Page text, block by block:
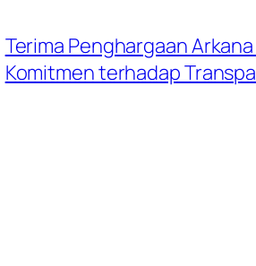
Terima Penghargaan
Komitmen terhadap